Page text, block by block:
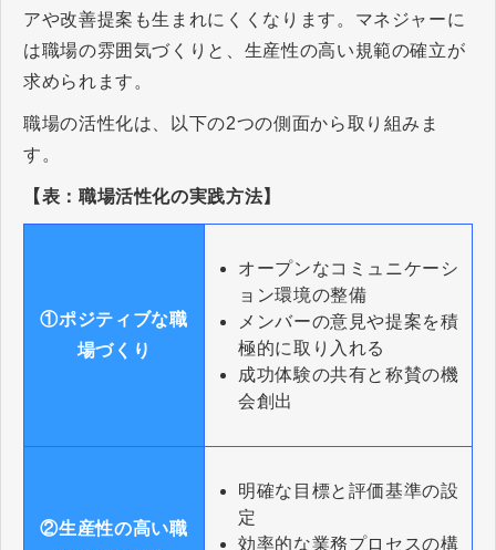
アや改善提案も生まれにくくなります。マネジャーに
は職場の雰囲気づくりと、生産性の高い規範の確立が
求められます。
職場の活性化は、以下の2つの側面から取り組みま
す。
【表：職場活性化の実践方法】
①ポジティブな職
場づくり
オープンなコミュニケーシ
ョン環境の整備
メンバーの意見や提案を積
極的に取り入れる
成功体験の共有と称賛の機
会創出
②生産性の高い職
明確な目標と評価基準の設
定
効率的な業務プロセスの構